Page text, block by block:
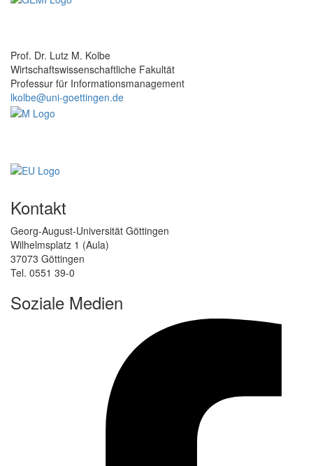
Prof. Dr. Lutz M. Kolbe
Wirtschaftswissenschaftliche Fakultät
Professur für Informationsmanagement
lkolbe@uni-goettingen.de
Kontakt
Georg-August-Universität Göttingen
Wilhelmsplatz 1 (Aula)
37073 Göttingen
Tel. 0551 39-0
Soziale Medien